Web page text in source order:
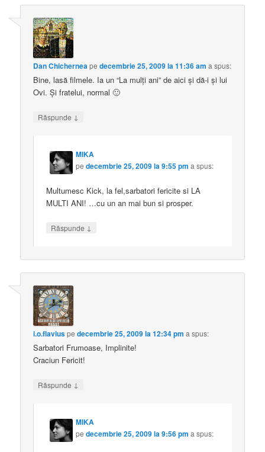
Dan Chicherneapedecembrie 25, 2009 la 11:36 am a spus:
Bine, lasă filmele. Ia un “La mulţi ani” de aici şi dă-i şi lui
Ovi. Şi fratelui, normal 🙂
Răspunde ↓
MIKA
pedecembrie 25, 2009 la 9:55 pm a spus:
Multumesc Kick, la fel,sarbatori fericite si LA
MULTI ANI! …cu un an mai bun si prosper.
Răspunde ↓
i.o.flaviuspedecembrie 25, 2009 la 12:34 pm a spus:
Sarbatori Frumoase, Implinite!
Craciun Fericit!
Răspunde ↓
MIKA
pedecembrie 25, 2009 la 9:56 pm a spus: